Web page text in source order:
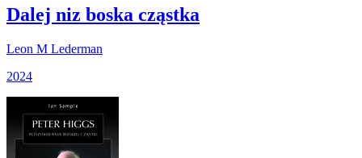
Dalej niz boska cząstka
Leon M Lederman
2024